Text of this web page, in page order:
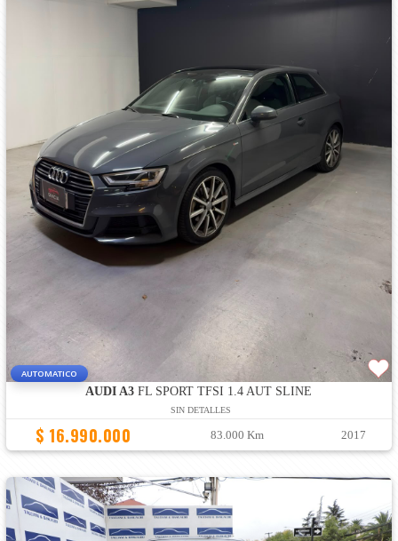
AUTOMATICO
AUDI A3 FL SPORT TFSI 1.4 AUT SLINE
SIN DETALLES
$ 16.990.000 83.000 Km 2017